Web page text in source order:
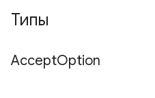
Типы
AcceptOption